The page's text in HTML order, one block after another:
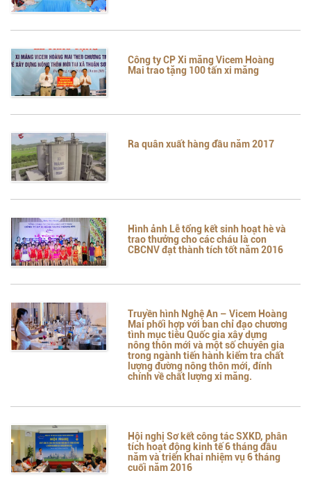
Công ty CP Xi măng Vicem Hoàng
Mai trao tặng 100 tấn xi măng
Ra quân xuất hàng đầu năm 2017
Hình ảnh Lễ tổng kết sinh hoạt hè và
trao thưởng cho các cháu là con
CBCNV đạt thành tích tốt năm 2016
Truyền hình Nghệ An – Vicem Hoàng
Mai phối hợp với ban chỉ đạo chương
tình mục tiêu Quốc gia xây dựng
nông thôn mới và một số chuyên gia
trong ngành tiến hành kiểm tra chất
lượng đường nông thôn mới, đính
chính về chất lượng xi măng.
Hội nghị Sơ kết công tác SXKD, phân
tích hoạt động kinh tế 6 tháng đầu
năm và triển khai nhiệm vụ 6 tháng
cuối năm 2016